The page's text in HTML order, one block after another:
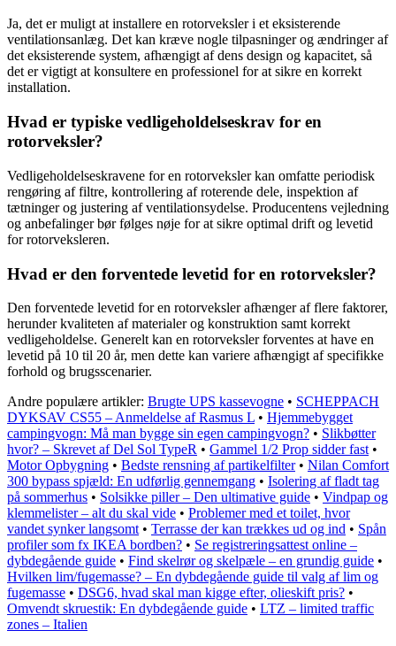
Ja, det er muligt at installere en rotorveksler i et eksisterende
ventilationsanlæg. Det kan kræve nogle tilpasninger og ændringer af
det eksisterende system, afhængigt af dens design og kapacitet, så
det er vigtigt at konsultere en professionel for at sikre en korrekt
installation.
Hvad er typiske vedligeholdelseskrav for en
rotorveksler?
Vedligeholdelseskravene for en rotorveksler kan omfatte periodisk
rengøring af filtre, kontrollering af roterende dele, inspektion af
tætninger og justering af ventilationsydelse. Producentens vejledning
og anbefalinger bør følges nøje for at sikre optimal drift og levetid
for rotorveksleren.
Hvad er den forventede levetid for en rotorveksler?
Den forventede levetid for en rotorveksler afhænger af flere faktorer,
herunder kvaliteten af materialer og konstruktion samt korrekt
vedligeholdelse. Generelt kan en rotorveksler forventes at have en
levetid på 10 til 20 år, men dette kan variere afhængigt af specifikke
forhold og brugsscenarier.
Andre populære artikler: Brugte UPS kassevogne • SCHEPPACH
DYKSAV CS55 – Anmeldelse af Rasmus L • Hjemmebygget
campingvogn: Må man bygge sin egen campingvogn? • Slikbøtter
hvor? – Skrevet af Del Sol TypeR • Gammel 1/2 Prop sidder fast •
Motor Opbygning • Bedste rensning af partikelfilter• Nilan Comfort
300 bypass spjæld: En udførlig gennemgang • Isolering af fladt tag
på sommerhus • Solsikke piller – Den ultimative guide • Vindpap og
klemmelister – alt du skal vide • Problemer med et toilet, hvor
vandet synker langsomt • Terrasse der kan trækkes ud og ind • Spån
profiler som fx IKEA bordben? • Se registreringsattest online –
dybdegående guide • Find skelrør og skelpæle – en grundig guide •
Hvilken lim/fugemasse? – En dybdegående guide til valg af lim og
fugemasse • DSG6, hvad skal man kigge efter, olieskift pris? •
Omvendt skruestik: En dybdegående guide • LTZ – limited traffic
zones – Italien